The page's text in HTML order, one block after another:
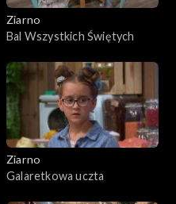
Ziarno
Bal Wszystkich Świętych
Ziarno
Galaretkowa uczta